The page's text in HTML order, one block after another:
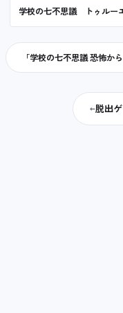
学校の七不思議 トゥルー
「学校の七不思議 恐怖か
←脱出